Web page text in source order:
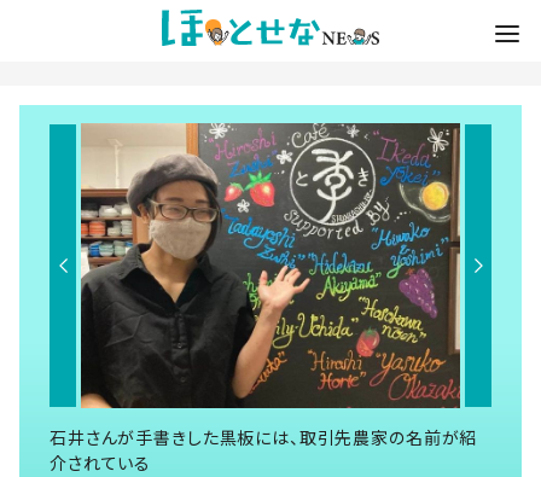
石井さんが手書きした黒板には、取引先農家の名前が紹
介されている